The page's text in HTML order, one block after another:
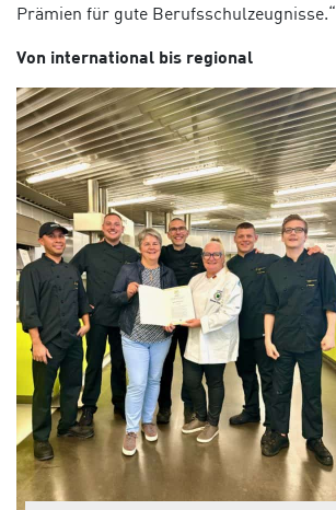
Prämien für gute Berufsschulzeugnisse.“
Von international bis regional